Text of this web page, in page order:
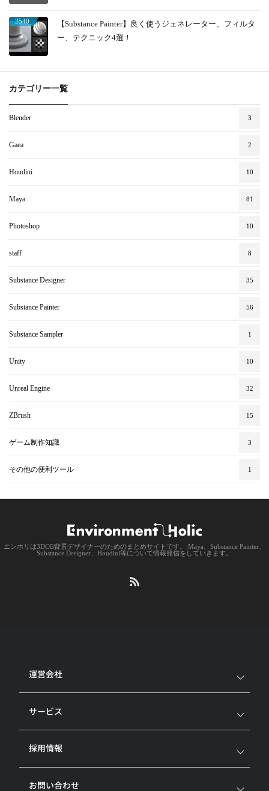
2540
【Substance Painter】良く使うジェネレーター、フィルタ
ー、テクニック4選！
カテゴリー一覧
Blender 3
Gaea 2
Houdini 10
Maya 81
Photoshop 10
staff 8
Substance Designer 35
Substance Painter 56
Substance Sampler 1
Unity 10
Unreal Engine 32
ZBrush 15
ゲーム制作知識 3
その他の便利ツール 1
エンホリは3DCG背景デザイナーのためのまとめサイトです。 Maya、Substance Painter、
Substance Designer、Houdini等について情報発信をしていきます。
運営会社
サービス
採用情報
お問い合わせ